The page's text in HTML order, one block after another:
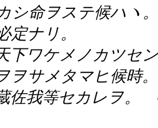
シ命ヲステ候ハヽ
定ナリ。
下ワケメノカツセ
ヲサメタマヒ候時。
佐我等セカレヲ。